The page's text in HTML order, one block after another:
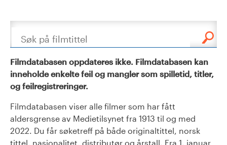
Søk
Filmdatabasen oppdateres ikke. Filmdatabasen kan
inneholde enkelte feil og mangler som spilletid, titler,
og feilregistreringer.
Filmdatabasen viser alle filmer som har fått
aldersgrense av Medietilsynet fra 1913 til og med
2022. Du får søketreff på både originaltittel, norsk
tittel, nasjonalitet, distributør og årstall. Fra 1. januar